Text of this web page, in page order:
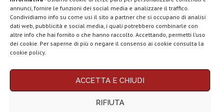
annunci, fornire le funzioni dei social media e analizzare il traffico.
Condividiamo info su come usi il sito a partner che si occupano di analisi
dati web, pubblicità e social media, i quali potrebbero combinarle con
altre info che hai fornito o che hanno raccolto. Accettando, permetti l’uso
dei cookie. Per saperne di più o negare il consenso ai cookie consulta la
cookie policy.
ACCETTA E CHIUDI
RIFIUTA
Chi siamo Contatti Disclaimer Privacy policy
Questo blog non rappresenta una testata giornalistica in quanto viene aggiornato
LEGGI ANCHE
Motorola rinnova
per intenditori...